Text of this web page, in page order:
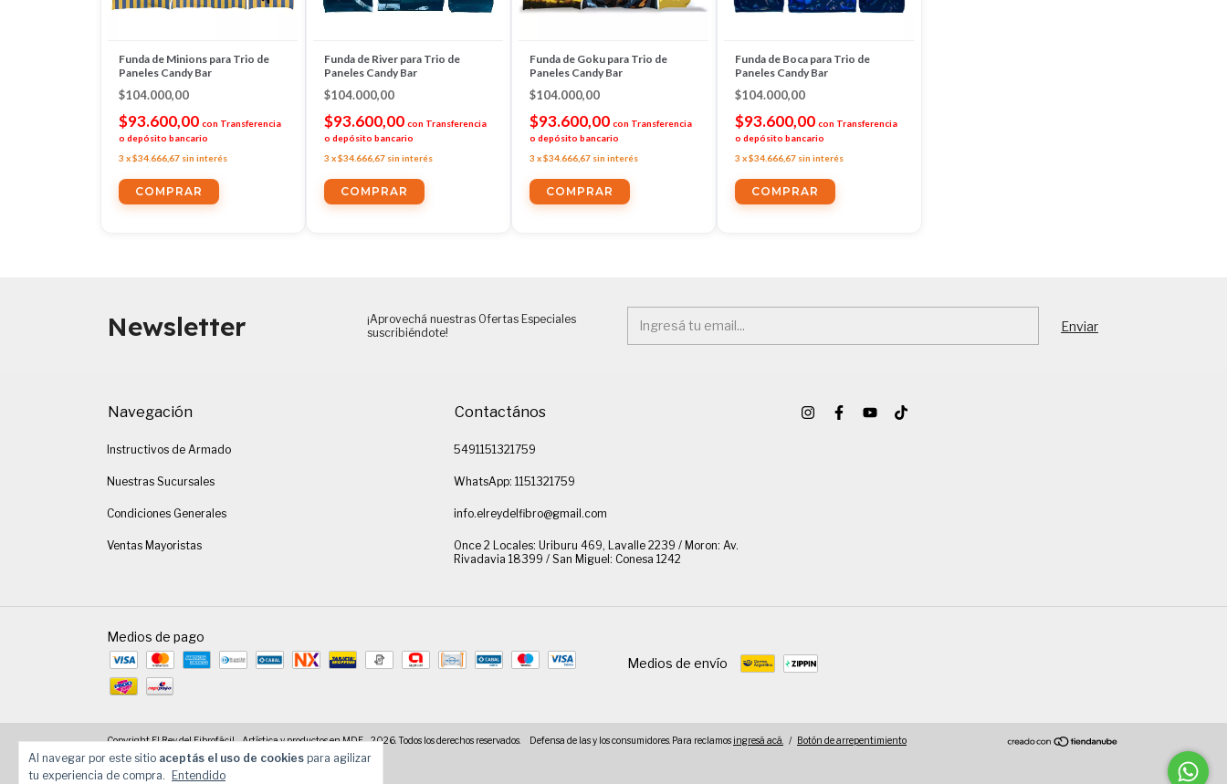
Al navegar por este sitio aceptás el uso de cookies para agilizar
tu experiencia de compra.
Entendido
Funda de Minions para Trio de
Paneles Candy Bar
$104.000,00
$93.600,00 con Transferencia
o depósito bancario
3 x$34.666,67 sin interés
Funda de River para Trio de
Paneles Candy Bar
$104.000,00
$93.600,00 con Transferencia
o depósito bancario
3 x$34.666,67 sin interés
Funda de Goku para Trio de
Paneles Candy Bar
$104.000,00
$93.600,00 con Transferencia
o depósito bancario
3 x$34.666,67 sin interés
Funda de Boca para Trio de
Paneles Candy Bar
$104.000,00
$93.600,00 con Transferencia
o depósito bancario
3 x$34.666,67 sin interés
Newsletter
¡Aprovechá nuestras Ofertas Especiales
suscribiéndote!
Navegación
Instructivos de Armado
Nuestras Sucursales
Condiciones Generales
Ventas Mayoristas
Contactános
5491151321759
WhatsApp: 1151321759
info.elreydelfibro@gmail.com
Once 2 Locales: Uriburu 469, Lavalle 2239 / Moron: Av.
Rivadavia 18399 / San Miguel: Conesa 1242
Medios de pago
Medios de envío
Copyright El Rey del Fibrofácil - Artística y productos en MDF - 2026. Todos los derechos reservados. Defensa de las y los consumidores. Para reclamos ingresá acá. / Botón de arrepentimiento